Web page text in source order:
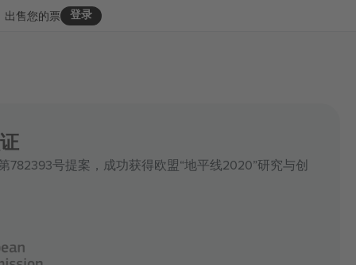
登录
出售您的票
782393号提案，成功获得欧盟“地平线2020”研究与创